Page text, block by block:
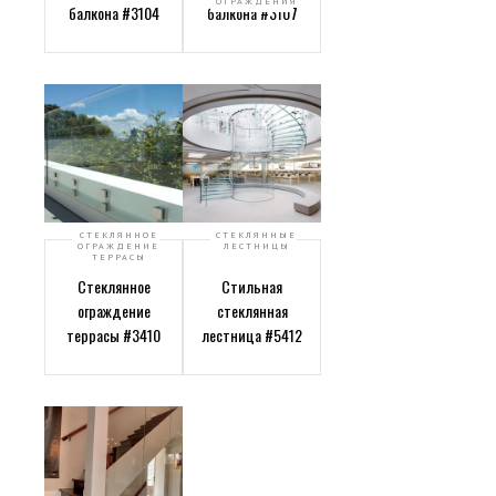
балкона #3104
балкона #3107
СТЕКЛЯННОЕ
ОГРАЖДЕНИЕ
ТЕРРАСЫ
Стеклянное
ограждение
террасы #3410
СТЕКЛЯННЫЕ
ЛЕСТНИЦЫ
Стильная
стеклянная
лестница #5412